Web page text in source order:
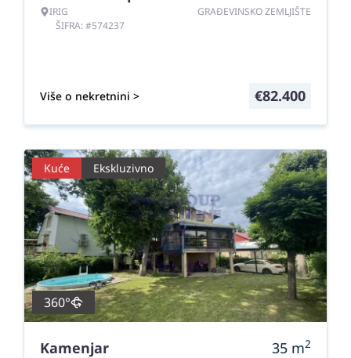
IRIG
ŠIFRA: #574237
GRAĐEVINSKO ZEMLJIŠTE
Više o nekretnini > €82.400
Kuće Ekskluzivno
360°
Kamenjar 35 m2